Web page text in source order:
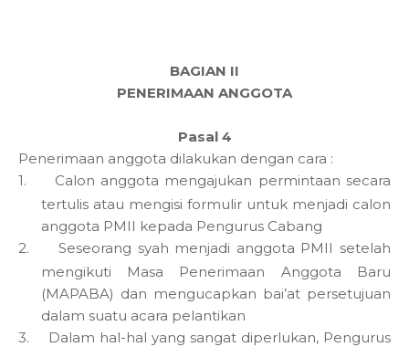
BAGIAN II
PENERIMAAN ANGGOTA
Pasal 4
Penerimaan anggota dilakukan dengan cara :
1.
Calon anggota mengajukan permintaan secara
tertulis atau mengisi formulir untuk menjadi calon
anggota PMII kepada Pengurus Cabang
2.
Seseorang syah menjadi anggota PMII setelah
mengikuti Masa Penerimaan Anggota Baru
(MAPABA) dan mengucapkan bai’at persetujuan
dalam suatu acara pelantikan
3.
Dalam hal-hal yang sangat diperlukan, Pengurus